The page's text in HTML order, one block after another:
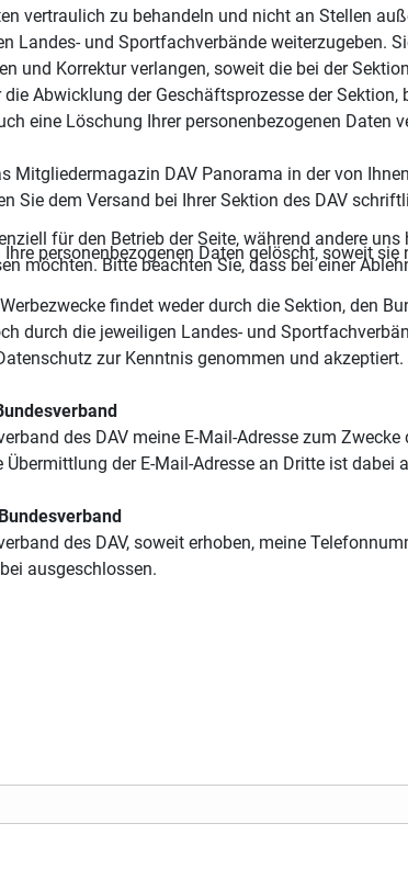
vertraulich zu behandeln und nicht an Stellen
Landes- und Sportfachverbände weiterzugeben.
und Korrektur verlangen, soweit die bei der
Abwicklung der Geschäftsprozesse der
eine Löschung Ihrer personenbezogenen Daten
Mitgliedermagazin DAV Panorama in der von
Sie dem Versand bei Ihrer Sektion des DAV
personenbezogenen Daten gelöscht, soweit
findet weder durch die Sektion, den
durch die jeweiligen Landes- und
zur Kenntnis genommen und akzeptiert.
des DAV meine E-Mail-Adresse zum
der E-Mail-Adresse an Dritte ist dabei
des DAV, soweit erhoben, meine
ausgeschlossen.
für den Betrieb der Seite, während andere
möchten. Bitte beachten Sie, dass bei einer